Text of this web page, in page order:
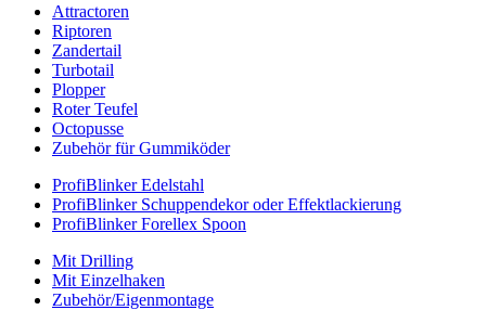
Attractoren
Riptoren
Zandertail
Turbotail
Plopper
Roter Teufel
Octopusse
Zubehör für Gummiköder
ProfiBlinker Edelstahl
ProfiBlinker Schuppendekor oder Effektlackierung
ProfiBlinker Forellex Spoon
Mit Drilling
Mit Einzelhaken
Zubehör/Eigenmontage